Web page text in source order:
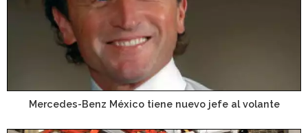
Mercedes-Benz México tiene nuevo jefe al volante